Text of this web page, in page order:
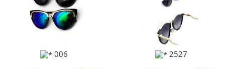
006 2527